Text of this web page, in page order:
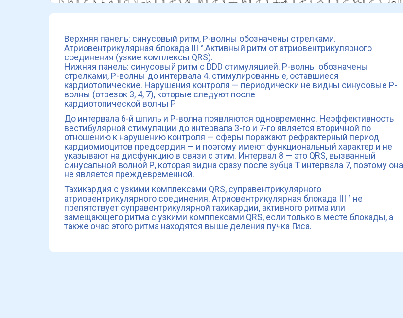
Верхняя панель: синусовый ритм, P-волны обозначены стрелками.
Атриовентрикулярная блокада III °.Активный ритм от атриовентрикулярного
соединения (узкие комплексы QRS).
Нижняя панель: синусовый ритм с DDD стимуляцией. Р-волны обозначены
стрелками, Р-волны до интервала 4. стимулированные, оставшиеся
кардиотопические. Нарушения контроля — периодически не видны синусовые Р-
волны (отрезок 3, 4, 7), которые следуют после
кардиотопической волны Р
До интервала 6-й шпиль и Р-волна появляются одновременно. Неэффективность
вестибулярной стимуляции до интервала 3-го и 7-го является вторичной по
отношению к нарушению контроля — сферы поражают рефрактерный период
кардиомиоцитов предсердия — и поэтому имеют функциональный характер и не
указывают на дисфункцию в связи с этим. Интервал 8 — это QRS, вызванный
синусальной волной Р, которая видна сразу после зубца Т интервала 7, поэтому она
не является преждевременной.
Тахикардия с узкими комплексами QRS, суправентрикулярного
атриовентрикулярного соединения. Атриовентрикулярная блокада III ° не
препятствует суправентрикулярной тахикардии, активного ритма или
замещающего ритма с узкими комплексами QRS, если только в месте блокады, а
также очас этого ритма находятся выше деления пучка Гиса.